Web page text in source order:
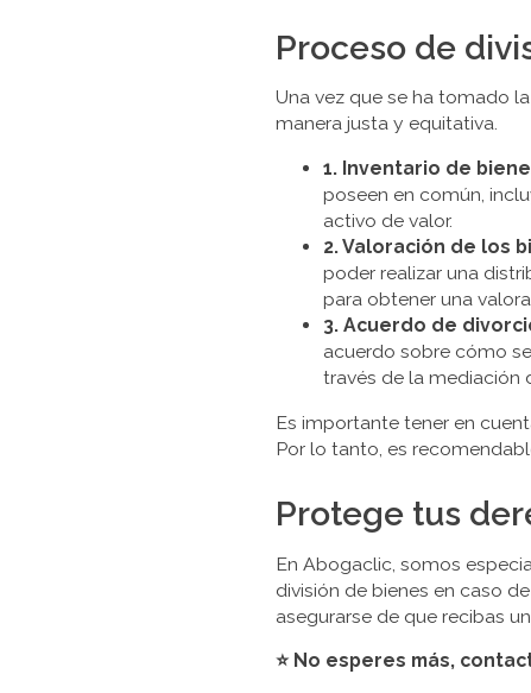
Proceso de
Una vez que se ha tomado
manera justa y equitativa.
1. Inventario de
poseen en común,
activo de valor.
2. Valoración de los
poder realizar una
para obtener una
3. Acuerdo de
acuerdo sobre cómo
través de la mediación
Es importante tener en
Por lo tanto, es
Protege tus
En Abogaclic, somos
división de bienes en caso
asegurarse de que recibas
⭐ No esperes más,